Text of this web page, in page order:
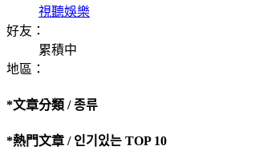
視聽娛樂
好友：
累積中
地區：
*文章分類 / 종류
*熱門文章 / 인기있는 TOP 10